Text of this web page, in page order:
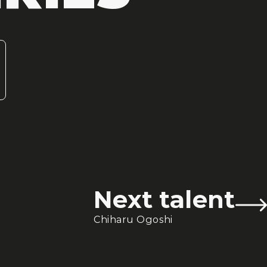
Next talent
Chiharu Ogoshi